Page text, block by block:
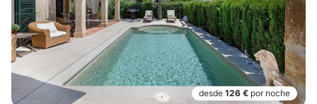
desde 126 € por noche